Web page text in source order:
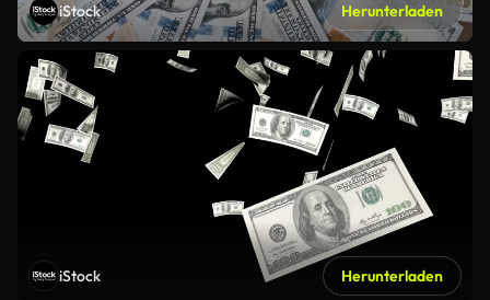
iStock Herunterladen
iStock Herunterladen